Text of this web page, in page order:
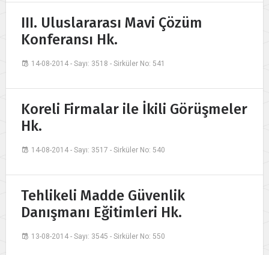
III. Uluslararası Mavi Çözüm
Konferansı Hk.
14-08-2014 - Sayı: 3518 - Sirküler No: 541
Koreli Firmalar ile İkili Görüşmeler
Hk.
14-08-2014 - Sayı: 3517 - Sirküler No: 540
Tehlikeli Madde Güvenlik
Danışmanı Eğitimleri Hk.
13-08-2014 - Sayı: 3545 - Sirküler No: 550